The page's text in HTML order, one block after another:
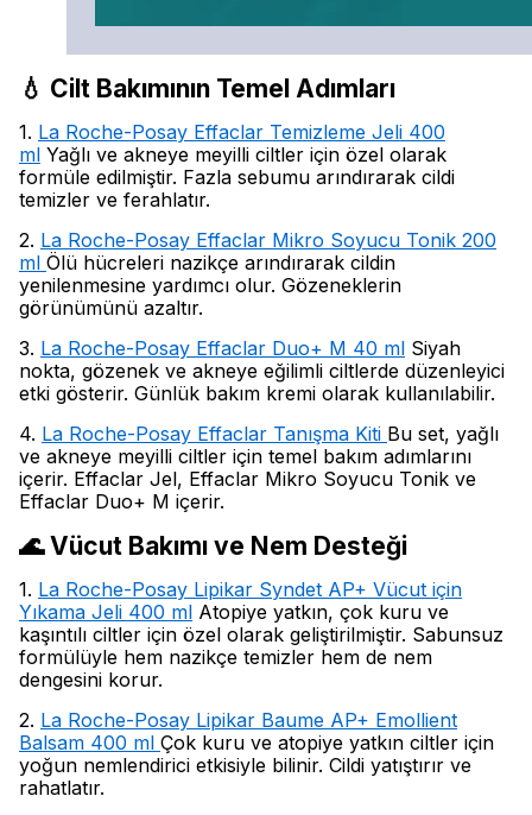
💧 Cilt Bakımının Temel Adımları
1. La Roche-Posay Effaclar Temizleme Jeli 400
ml Yağlı ve akneye meyilli ciltler için özel olarak
formüle edilmiştir. Fazla sebumu arındırarak cildi
temizler ve ferahlatır.
2. La Roche-Posay Effaclar Mikro Soyucu Tonik 200
ml Ölü hücreleri nazikçe arındırarak cildin
yenilenmesine yardımcı olur. Gözeneklerin
görünümünü azaltır.
3. La Roche-Posay Effaclar Duo+ M 40 ml Siyah
nokta, gözenek ve akneye eğilimli ciltlerde düzenleyici
etki gösterir. Günlük bakım kremi olarak kullanılabilir.
4. La Roche-Posay Effaclar Tanışma Kiti Bu set, yağlı
ve akneye meyilli ciltler için temel bakım adımlarını
içerir. Effaclar Jel, Effaclar Mikro Soyucu Tonik ve
Effaclar Duo+ M içerir.
🌊 Vücut Bakımı ve Nem Desteği
1. La Roche-Posay Lipikar Syndet AP+ Vücut için
Yıkama Jeli 400 ml Atopiye yatkın, çok kuru ve
kaşıntılı ciltler için özel olarak geliştirilmiştir. Sabunsuz
formülüyle hem nazikçe temizler hem de nem
dengesini korur.
2. La Roche-Posay Lipikar Baume AP+ Emollient
Balsam 400 ml Çok kuru ve atopiye yatkın ciltler için
yoğun nemlendirici etkisiyle bilinir. Cildi yatıştırır ve
rahatlatır.